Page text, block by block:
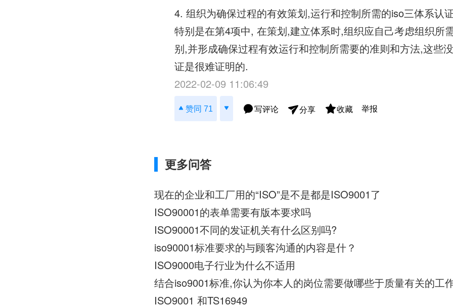
4. 组织为确保过程的有效策划,运行和控制所需的iso三体系认
特别是在第4项中, 在策划,建立体系时,组织应自己考虑组织所
别,并形成确保过程有效运行和控制所需要的准则和方法,这些
证是很难证明的.
2022-02-09 11:06:49
赞同 71 写评论 分享 收藏 举报
更多问答
现在的企业和工厂用的“ISO”是不是都是ISO9001了
ISO90001的表单需要有版本要求吗
ISO90001不同的发证机关有什么区别吗?
iso90001标准要求的与顾客沟通的内容是什？
ISO9000电子行业为什么不适用
结合iso9001标准,你认为你本人的岗位需要做哪些于质量有关的工
ISO9001 和TS16949